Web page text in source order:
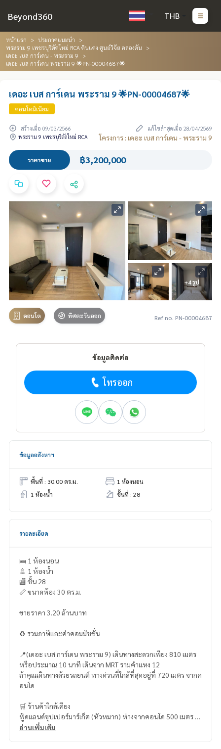
Beyond360 THB
หน้าแรก
ประกาศแนะนำ
พระราม 9 เพชรบุรีตัดใหม่ RCA ดินแดง ศูนย์วิจัย คลองตัน
เดอะ เบส การ์เดน - พระราม 9
เดอะ เบส การ์เดน พระราม 9 🌟PN-00004687🌟
เดอะ เบส การ์เดน พระราม 9 🌟PN-00004687🌟
คอนโดมิเนียม
สร้างเมื่อ 09/03/2566
แก้ไขล่าสุดเมื่อ 28/04/2569
พระราม 9 เพชรบุรีตัดใหม่ RCA
โครงการ : เดอะ เบส การ์เดน - พระราม 9
ราคาขาย ฿3,200,000
+4 รูป
คอนโด ทิศตะวันออก Ref no. PN-00004687
ข้อมูลติดต่อ
โทรออก
ข้อมูลอสังหาฯ
พื้นที่ : 30.00 ตร.ม.
1 ห้องนอน
1 ห้องน้ำ
ชั้นที่ : 28
รายละเอียด
🛌 1 ห้องนอน
🚿 1 ห้องน้ำ
🏬 ชั้น 28
📏 ขนาดห้อง 30 ตร.ม.
ขายราคา 3.20 ล้านบาท
♻️ รวมภาษีและค่าคอมมิชชั่น
📍(เดอะ เบส การ์เดน พระราม 9) เดินทางสะดวกเพียง 810 เมตร
หรือประมาณ 10 นาที เดินจาก MRT รามคำแหง 12
ถ้าคุณเดินทางด้วยรถยนต์ ทางด่วนที่ใกล้ที่สุดอยู่ที่ 720 เมตร จากค
อนโด
🛒 ร้านค้าใกล้เคียง
ฟู้ดแลนด์ซุปเปอร์มาร์เก็ต (หัวหมาก) ห่างจากคอนโด 500 เมตร (เ
ดิน 7 นาที)
อ่านเพิ่มเติม